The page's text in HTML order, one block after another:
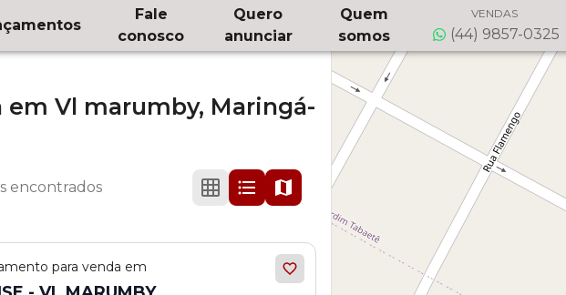
Fale
conosco
Quero
anunciar
Quem
somos
VENDAS
(44) 9857-0325
em Vl marumby, Maringá-
encontrados
para venda em